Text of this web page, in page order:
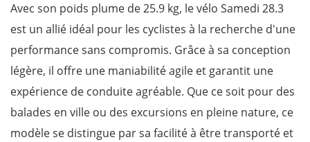
Avec son poids plume de 25.9 kg, le vélo Samedi 28.3
est un allié idéal pour les cyclistes à la recherche d'une
performance sans compromis. Grâce à sa conception
légère, il offre une maniabilité agile et garantit une
expérience de conduite agréable. Que ce soit pour des
balades en ville ou des excursions en pleine nature, ce
modèle se distingue par sa facilité à être transporté et